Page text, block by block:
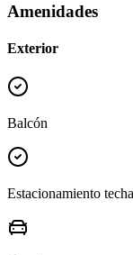
Amenidades
Exterior
Balcón
Estacionamiento